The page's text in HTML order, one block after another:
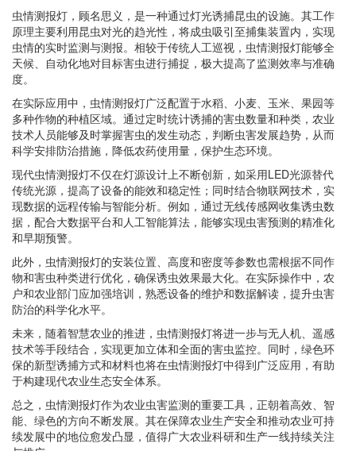
虫情测报灯，顾名思义，是一种通过灯光诱捕昆虫的设施。其工作
原理主要利用昆虫对光的趋光性，将成虫吸引至捕集装置内，实现
虫情的实时监测与测报。相较于传统人工巡视，虫情测报灯能够全
天候、自动化地对目标害虫进行捕捉，极大提高了监测效率与准确
度。
在实际应用中，虫情测报灯广泛配置于水稻、小麦、玉米、果园等
多种作物的种植区域。通过定时统计诱捕的害虫数量和种类，农业
技术人员能够及时掌握害虫的发生动态，判断虫害发展趋势，从而
科学安排防治措施，降低农药使用量，保护生态环境。
现代虫情测报灯不仅在灯源设计上不断创新，如采用LED光源替代
传统光源，提高了设备的能效和稳定性；同时结合物联网技术，实
现数据的远程传输与智能分析。例如，通过无线传感网收集诱虫数
据，配合大数据平台和人工智能算法，能够实现虫害预测的精准化
和早期预警。
此外，虫情测报灯的安装位置、高度和密度等参数也需根据不同作
物和害虫种类进行优化，确保诱虫效果最大化。在实际操作中，农
户和农业部门应加强培训，熟悉设备的维护和数据解读，提升虫害
防治的科学化水平。
未来，随着智慧农业的推进，虫情测报灯将进一步与无人机、遥感
技术等手段结合，实现更加立体和全面的害虫监控。同时，绿色环
保的新型诱捕方式和材料也将在虫情测报灯中得到广泛应用，有助
于构建现代农业生态安全体系。
总之，虫情测报灯作为农业虫害监测的重要工具，正朝着高效、智
能、绿色的方向不断发展。其在保障农业生产安全和推动农业可持
续发展中的地位愈发凸显，值得广大农业科研和生产一线持续关注